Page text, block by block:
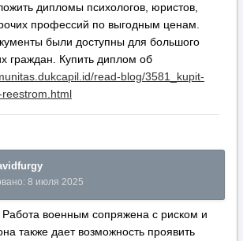
дипломы психологов, юристов,
профессий по выгодным ценам.
были доступны для большого
граждан. Купить диплом об
read-blog/3581_kupit-
8 июля 2025
Работа военным сопряжена с риском и
также дает возможность проявить